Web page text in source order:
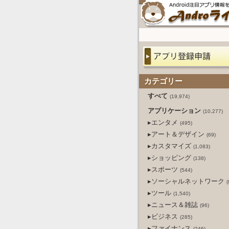
カテゴリー
すべて (19,974)
アプリケーション (10,277)
▸エンタメ (495)
▸アート＆デザイン (69)
▸カスタマイズ (1,083)
▸ショッピング (138)
▸スポーツ (544)
▸ソーシャルネットワーク
▸ツール (1,540)
▸ニュース＆雑誌 (96)
▸ビジネス (285)